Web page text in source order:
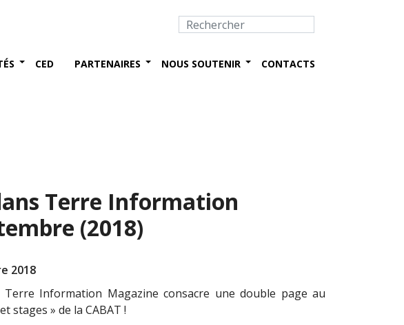
CED PARTENAIRES NOUS SOUTENIR CONTACTS
Terre Information
(2018)
2018
Information Magazine consacre une double page au
stages » de la CABAT !